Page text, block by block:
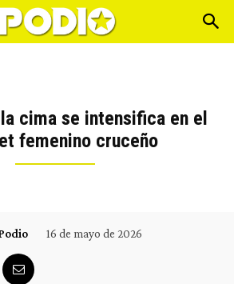
cima se intensifica en el
femenino cruceño
16 de mayo de 2026